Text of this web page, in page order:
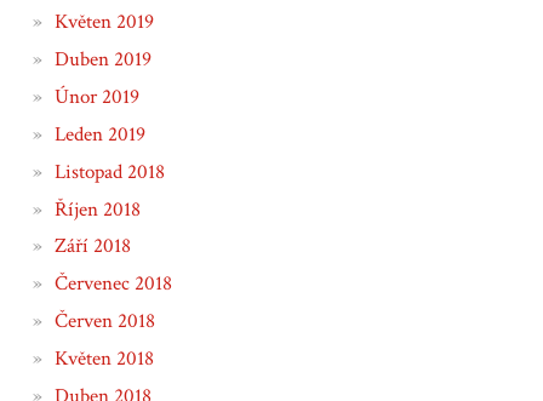
Květen 2019
Duben 2019
Únor 2019
Leden 2019
Listopad 2018
Říjen 2018
Září 2018
Červenec 2018
Červen 2018
Květen 2018